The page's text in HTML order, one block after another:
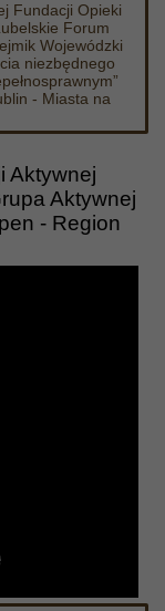
Fundacji Opieki
Forum
Wojewódzki
niezbędnego
- Miasta na
Aktywnej
Aktywnej
- Region